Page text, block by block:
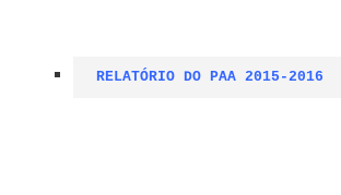
RELATÓRIO DO PAA 2015-2016